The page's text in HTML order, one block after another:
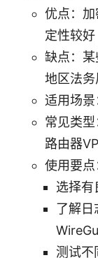
优点：
定性较好
缺点：
地区法
适用场
常见类
路由器
使用要点
选择有
了解日
测试不